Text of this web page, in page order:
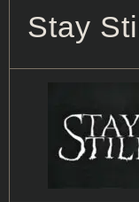
Stay Still